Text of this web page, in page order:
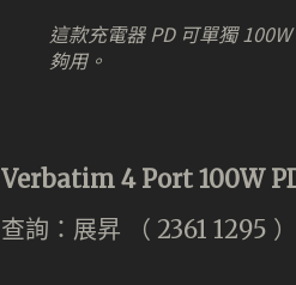
這款充電器 PD 可單獨
夠用。
Verbatim 4 Port 100W
查詢：展昇 （ 2361 1295 ）